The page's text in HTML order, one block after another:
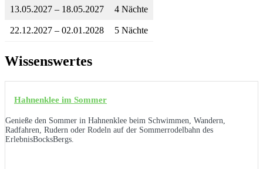
13.05.2027 – 18.05.2027 4 Nächte
22.12.2027 – 02.01.2028 5 Nächte
Wissenswertes
Hahnenklee im Sommer
Genieße den Sommer in Hahnenklee beim Schwimmen, Wandern,
Radfahren, Rudern oder Rodeln auf der Sommerrodelbahn des
ErlebnisBocksBergs.